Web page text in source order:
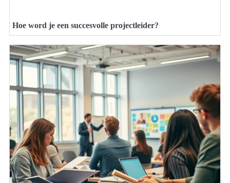
Hoe word je een succesvolle projectleider?